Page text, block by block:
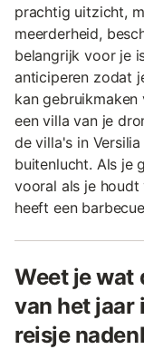
prachtig uitzicht,
meerderheid,
belangrijk voor je
anticiperen zodat
kan
een villa van je
de villa's in
buitenlucht. Als je
vooral als je houdt
heeft een
Weet je wat
van het jaar
reisje